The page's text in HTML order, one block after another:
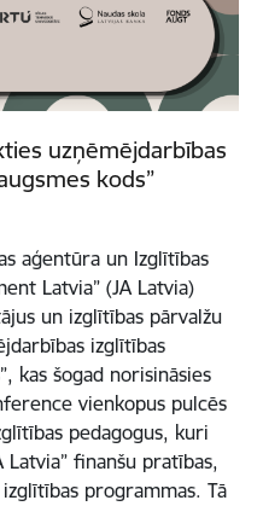
uzņēmējdarbības
kods”
aģentūra un Izglītības
Latvia” (JA Latvia)
un izglītības pārvalžu
izglītības
kas šogad norisināsies
vienkopus pulcēs
pedagogus, kuri
Latvia” finanšu pratības,
programmas. Tā